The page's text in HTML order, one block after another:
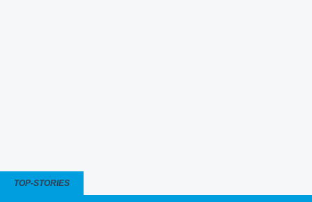
TOP-STORIES